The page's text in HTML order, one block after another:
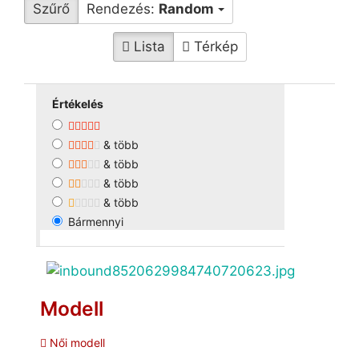
Szűrő Rendezés: Random
Lista Térkép
Értékelés
& több
& több
& több
& több
Bármennyi
Modell
Női modell